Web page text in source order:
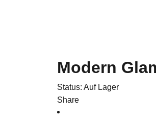
Modern
Status: Auf Lager
Share